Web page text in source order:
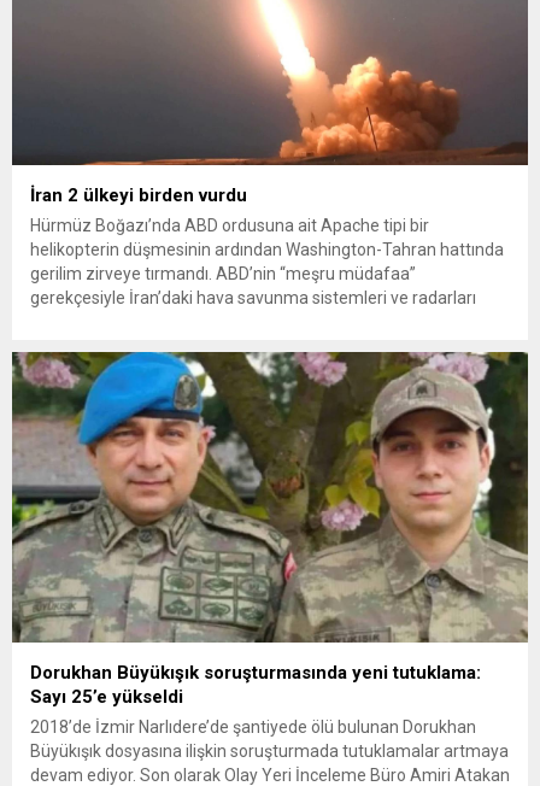
İran 2 ülkeyi birden vurdu
Hürmüz Boğazı’nda ABD ordusuna ait Apache tipi bir
helikopterin düşmesinin ardından Washington-Tahran hattında
gerilim zirveye tırmandı. ABD’nin “meşru müdafaa”
gerekçesiyle İran’daki hava savunma sistemleri ve radarları
yeni bir ABD saldırısına anında yanıt verileceğini duyurdu....
Dorukhan Büyükışık soruşturmasında yeni tutuklama:
Sayı 25’e yükseldi
2018’de İzmir Narlıdere’de şantiyede ölü bulunan Dorukhan
Büyükışık dosyasına ilişkin soruşturmada tutuklamalar artmaya
devam ediyor. Son olarak Olay Yeri İnceleme Büro Amiri Atakan